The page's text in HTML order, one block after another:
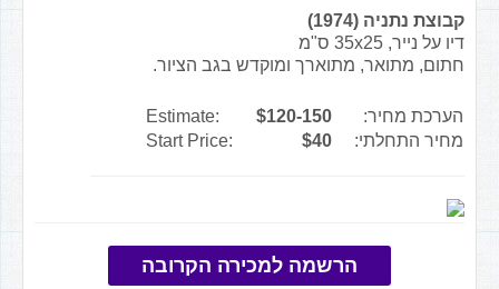
קבוצת נתניה (1974)
דיו על נייר, 35x25 ס"מ
חתום, מתואר, מתוארך ומוקדש בגב הציור.
הערכת מחיר: $120-150
Estimate:
מחיר התחלתי:
$40
Start Price:
הרשמה למכירה הקרובה